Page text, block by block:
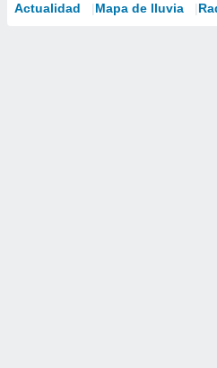
Actualidad Mapa de lluvia